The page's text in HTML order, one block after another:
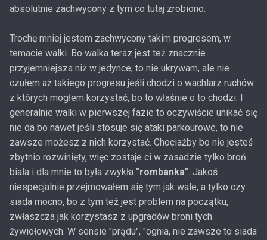
absolutnie zachwycony z tym co tutaj zrobiono.
Trochę mniej jestem zachwycony takim progresem, w
temacie walki. Bo walka teraz jest też znacznie
przyjemniejsza niż w jedynce, to nie ukrywam, ale nie
czułem aż takiego progresu jeśli chodzi o wachlarz ruchów
z których mogłem korzystać, bo to właśnie o to chodzi. I
generalnie walki w pierwszej fazie to oczywiście unikać się
nie da bo nawet jeśli stosuje się ataki parkourowe, to nie
zawsze możesz z nich korzystać. Chociażby bo nie jesteś
zbytnio rozwinięty, więc zostaje ci w zasadzie tylko broń
biała i dla mnie to była zwykła "rombanka". Jakoś
niespecjalnie przejmowałem się tym jak wale, a tylko czy
siada mocno, bo z tym też jest problem na początku,
zwłaszcza jak korzystasz z upgradów broni tych
żywiołowych. W sensie "prądu", "ognia, nie zawsze to siada